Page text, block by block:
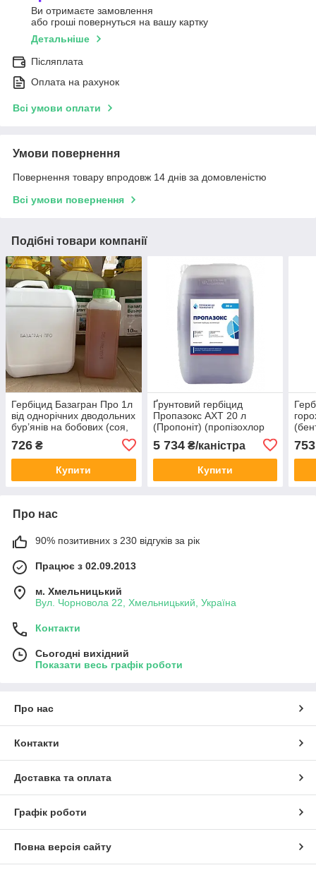
Ви отримаєте замовлення
або гроші повернуться на вашу картку
Детальніше
Післяплата
Оплата на рахунок
Всі умови оплати
Умови повернення
Повернення товару впродовж 14 днів за домовленістю
Всі умови повернення
Подібні товари компанії
Гербіцид Базагран Про 1л
від однорічних дводольних
бур’янів на бобових (соя,
726 ₴
Купити
Ґрунтовий гербіцид
Пропазокс АХТ 20 л
(Пропоніт) (пропізохлор
кукурудзи та сої від
бур'янів
5 734₴/каністра
Купити
753
Про нас
90% позитивних з 230 відгуків за рік
Працює з 02.09.2013
м. Хмельницький
Вул. Чорновола 22, Хмельницький, Україна
Контакти
Сьогодні вихідний
Показати весь графік роботи
Про нас
Контакти
Доставка та оплата
Графік роботи
Повна версія сайту